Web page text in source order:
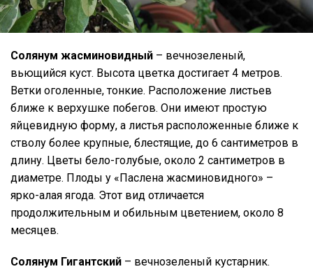
Солянум жасминовидный – вечнозеленый,
вьющийся куст. Высота цветка достигает 4 метров.
Ветки оголенные, тонкие. Расположение листьев
ближе к верхушке побегов. Они имеют простую
яйцевидную форму, а листья расположенные ближе к
стволу более крупные, блестящие, до 6 сантиметров в
длину. Цветы бело-голубые, около 2 сантиметров в
диаметре. Плоды у «Паслена жасминовидного» –
ярко-алая ягода. Этот вид отличается
продолжительным и обильным цветением, около 8
месяцев.
Солянум Гигантский – вечнозеленый кустарник.